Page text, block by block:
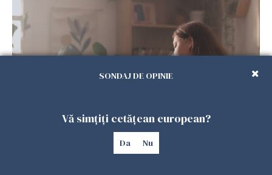
Vrei să te muți în SUA? Un studiu Harvard
SONDAJ DE OPINIE
Vă simțiți cetățean european?
Da Nu